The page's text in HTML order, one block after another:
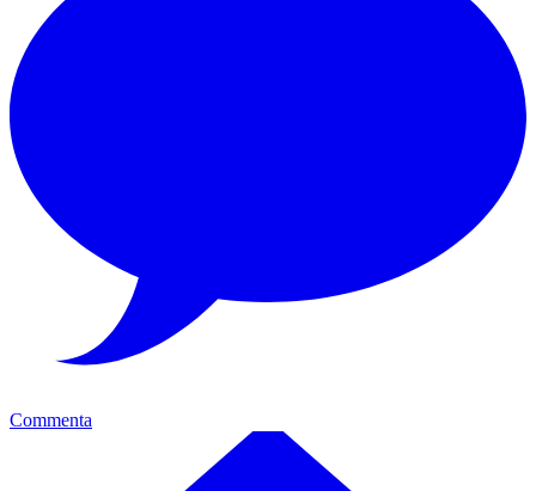
Commenta